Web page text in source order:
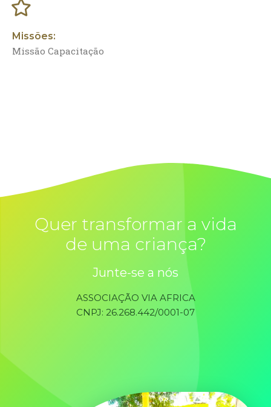
Missões:
Missão Capacitação
Quer transformar a vida
de uma criança?
Junte-se a nós
ASSOCIAÇÃO VIA AFRICA
CNPJ: 26.268.442/0001-07